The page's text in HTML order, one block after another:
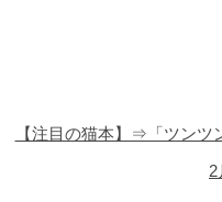
【注目の猫本】⇒「ツンツ
2